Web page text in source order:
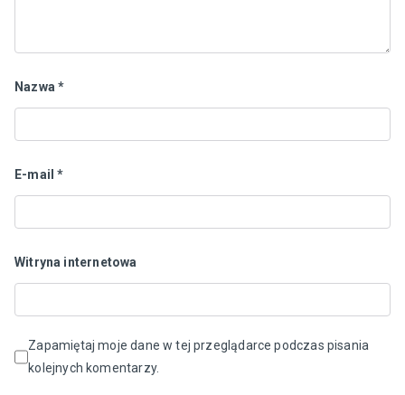
Nazwa*
E-mail*
Witryna internetowa
Zapamiętaj moje dane w tej przeglądarce podczas pisania
kolejnych komentarzy.